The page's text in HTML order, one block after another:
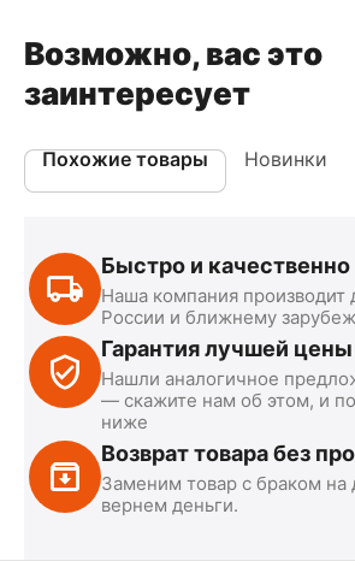
Возможно, вас это
заинтересует
Похожие товары Новинки
Быстро и
Наша компания производит
России и ближнему
Гарантия лучшей цены
Нашли аналогичное
— скажите нам об этом, и
ниже
Возврат товара без
Заменим товар с браком на
вернем деньги.